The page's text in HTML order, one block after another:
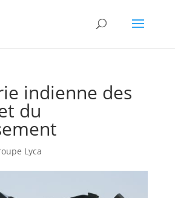
indienne des
du
Lyca